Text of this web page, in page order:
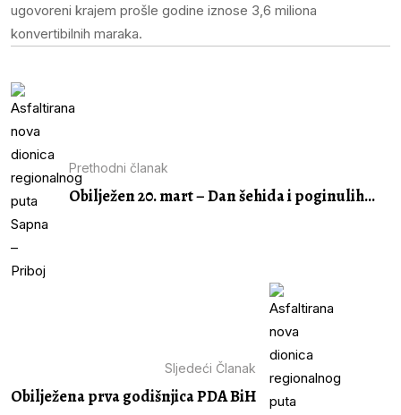
ugovoreni krajem prošle godine iznose 3,6 miliona
konvertibilnih maraka.
Prethodni članak
Obilježen 20. mart – Dan šehida i poginulih...
Sljedeći Članak
Obilježena prva godišnjica PDA BiH